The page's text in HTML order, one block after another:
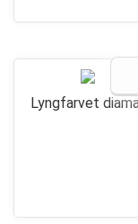
Lyngfarvet